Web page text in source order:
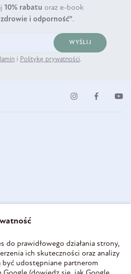
10% rabatu oraz e-book
i odporność".
WYŚLIJ
i Politykę prywatności.
do prawidłowego działania strony,
ich skuteczności oraz analizy
być udostępniane partnerom